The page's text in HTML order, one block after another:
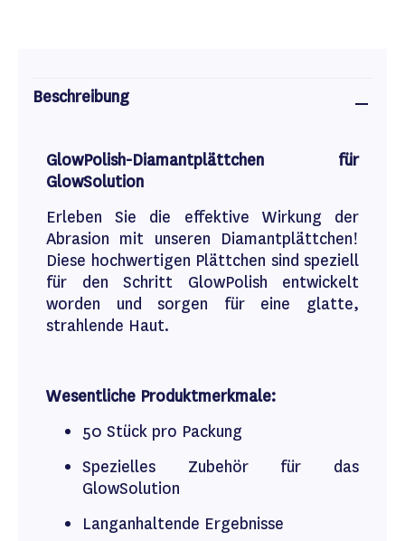
Beschreibung
GlowPolish-Diamantplättchen für
GlowSolution
Erleben Sie die effektive Wirkung der
Abrasion mit unseren Diamantplättchen!
Diese hochwertigen Plättchen sind speziell
für den Schritt GlowPolish entwickelt
worden und sorgen für eine glatte,
strahlende Haut.
Wesentliche Produktmerkmale:
50 Stück pro Packung
Spezielles Zubehör für das
GlowSolution
Langanhaltende Ergebnisse